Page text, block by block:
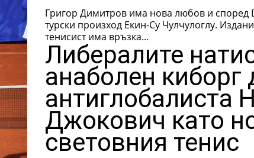
Григор Димитров има нова любов и според
турски произход Екин-Су Чулчулоглу. Изданието разкрива, че българският
тенисист има връзка...
Либералите
анаболен киборг
антиглобалиста
Джокович като
световния тенис